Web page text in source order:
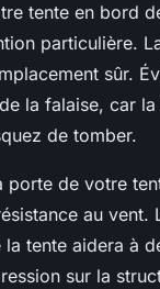
tente en bord
particulière.
sûr.
la falaise, car
de tomber.
porte de votre
au vent.
tente aidera à
sur la